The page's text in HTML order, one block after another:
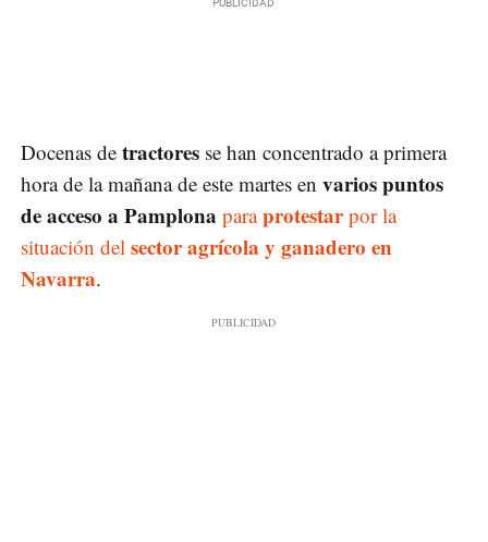
Docenas de tractores se han concentrado a primera
hora de la mañana de este martes en varios puntos
de acceso a Pamplona paraprotestarpor la
situación del sector agrícola y ganadero en
Navarra.